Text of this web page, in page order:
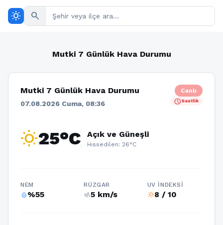
wb_sunny search
Mutki 7 Günlük Hava Durumu
Mutki 7 Günlük Hava Durumu
07.08.2026 Cuma, 08:36
Canlı
scheduleSaatlik
wb_sunny25°C Açık ve Güneşli
Hissedilen: 26°C
NEM
humidity_percentage%55
RÜZGAR
air5 km/s
UV İNDEKSI
wb_sunny8 / 10